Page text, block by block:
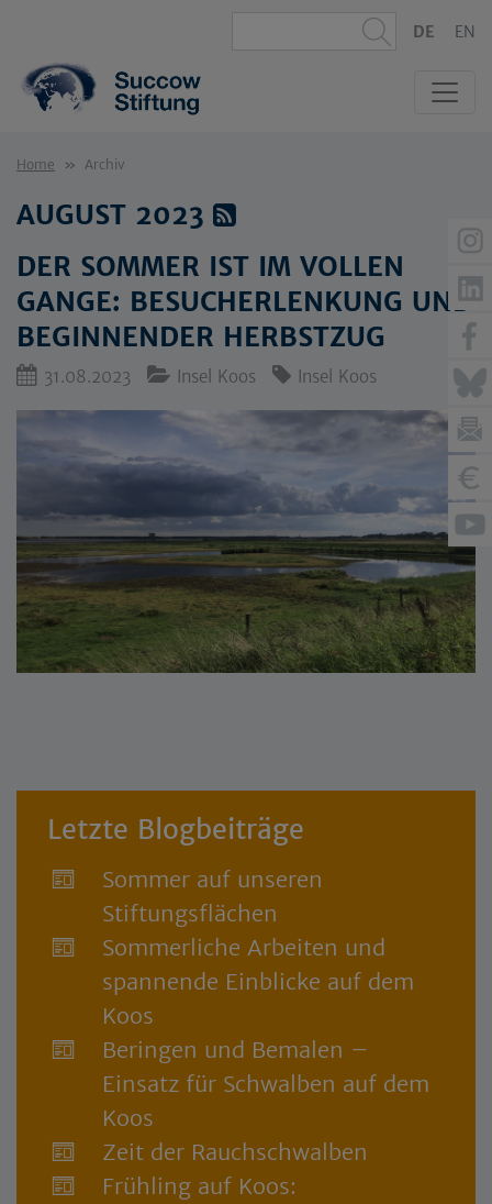
DE EN
Home Archiv
AUGUST 2023
DER SOMMER IST IM VOLLEN
GANGE: BESUCHERLENKUNG UND
BEGINNENDER HERBSTZUG
31.08.2023 Insel Koos Insel Koos
Letzte Blogbeiträge
Sommer auf unseren
Stiftungsflächen
Sommerliche Arbeiten und
spannende Einblicke auf dem
Koos
Beringen und Bemalen –
Einsatz für Schwalben auf dem
Koos
Zeit der Rauchschwalben
Frühling auf Koos: